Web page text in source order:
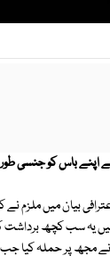
بیان میں ملزم نے
یہ سب کچھ برداشت
مجھ پر حملہ کیا جب